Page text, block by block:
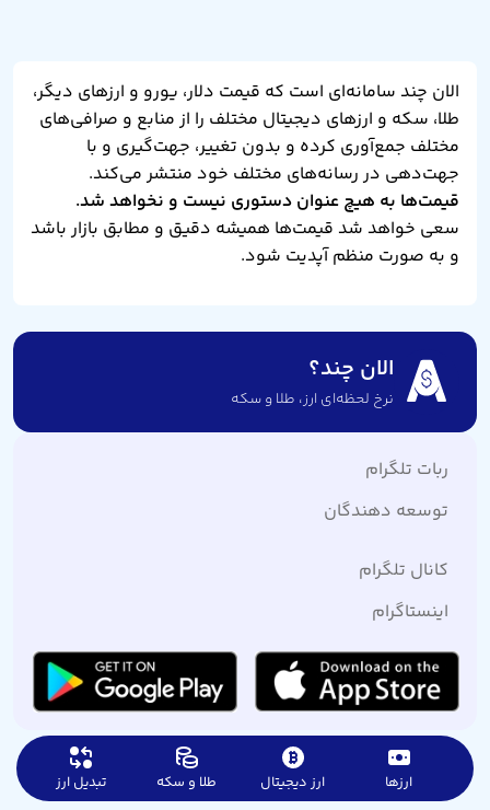
ارزها ارز دیجیتال طلا و سکه تبدیل ارز
الان چند سامانه‌ای است که قیمت دلار، یورو و ارزهای دیگر،
طلا، سکه و ارزهای دیجیتال مختلف را از منابع و صرافی‌های
مختلف جمع‌آوری کرده و بدون تغییر، جهت‌گیری و با
جهت‌دهی در رسانه‌های مختلف خود منتشر می‌کند.
قیمت‌ها به هیچ عنوان دستوری نیست و نخواهد شد.
سعی خواهد شد قیمت‌ها همیشه دقیق و مطابق بازار باشد
و به صورت منظم آپدیت شود.
الان چند؟
نرخ لحظه‌ای ارز،‌ طلا و سکه
ربات تلگرام
توسعه دهندگان
کانال تلگرام
اینستاگرام